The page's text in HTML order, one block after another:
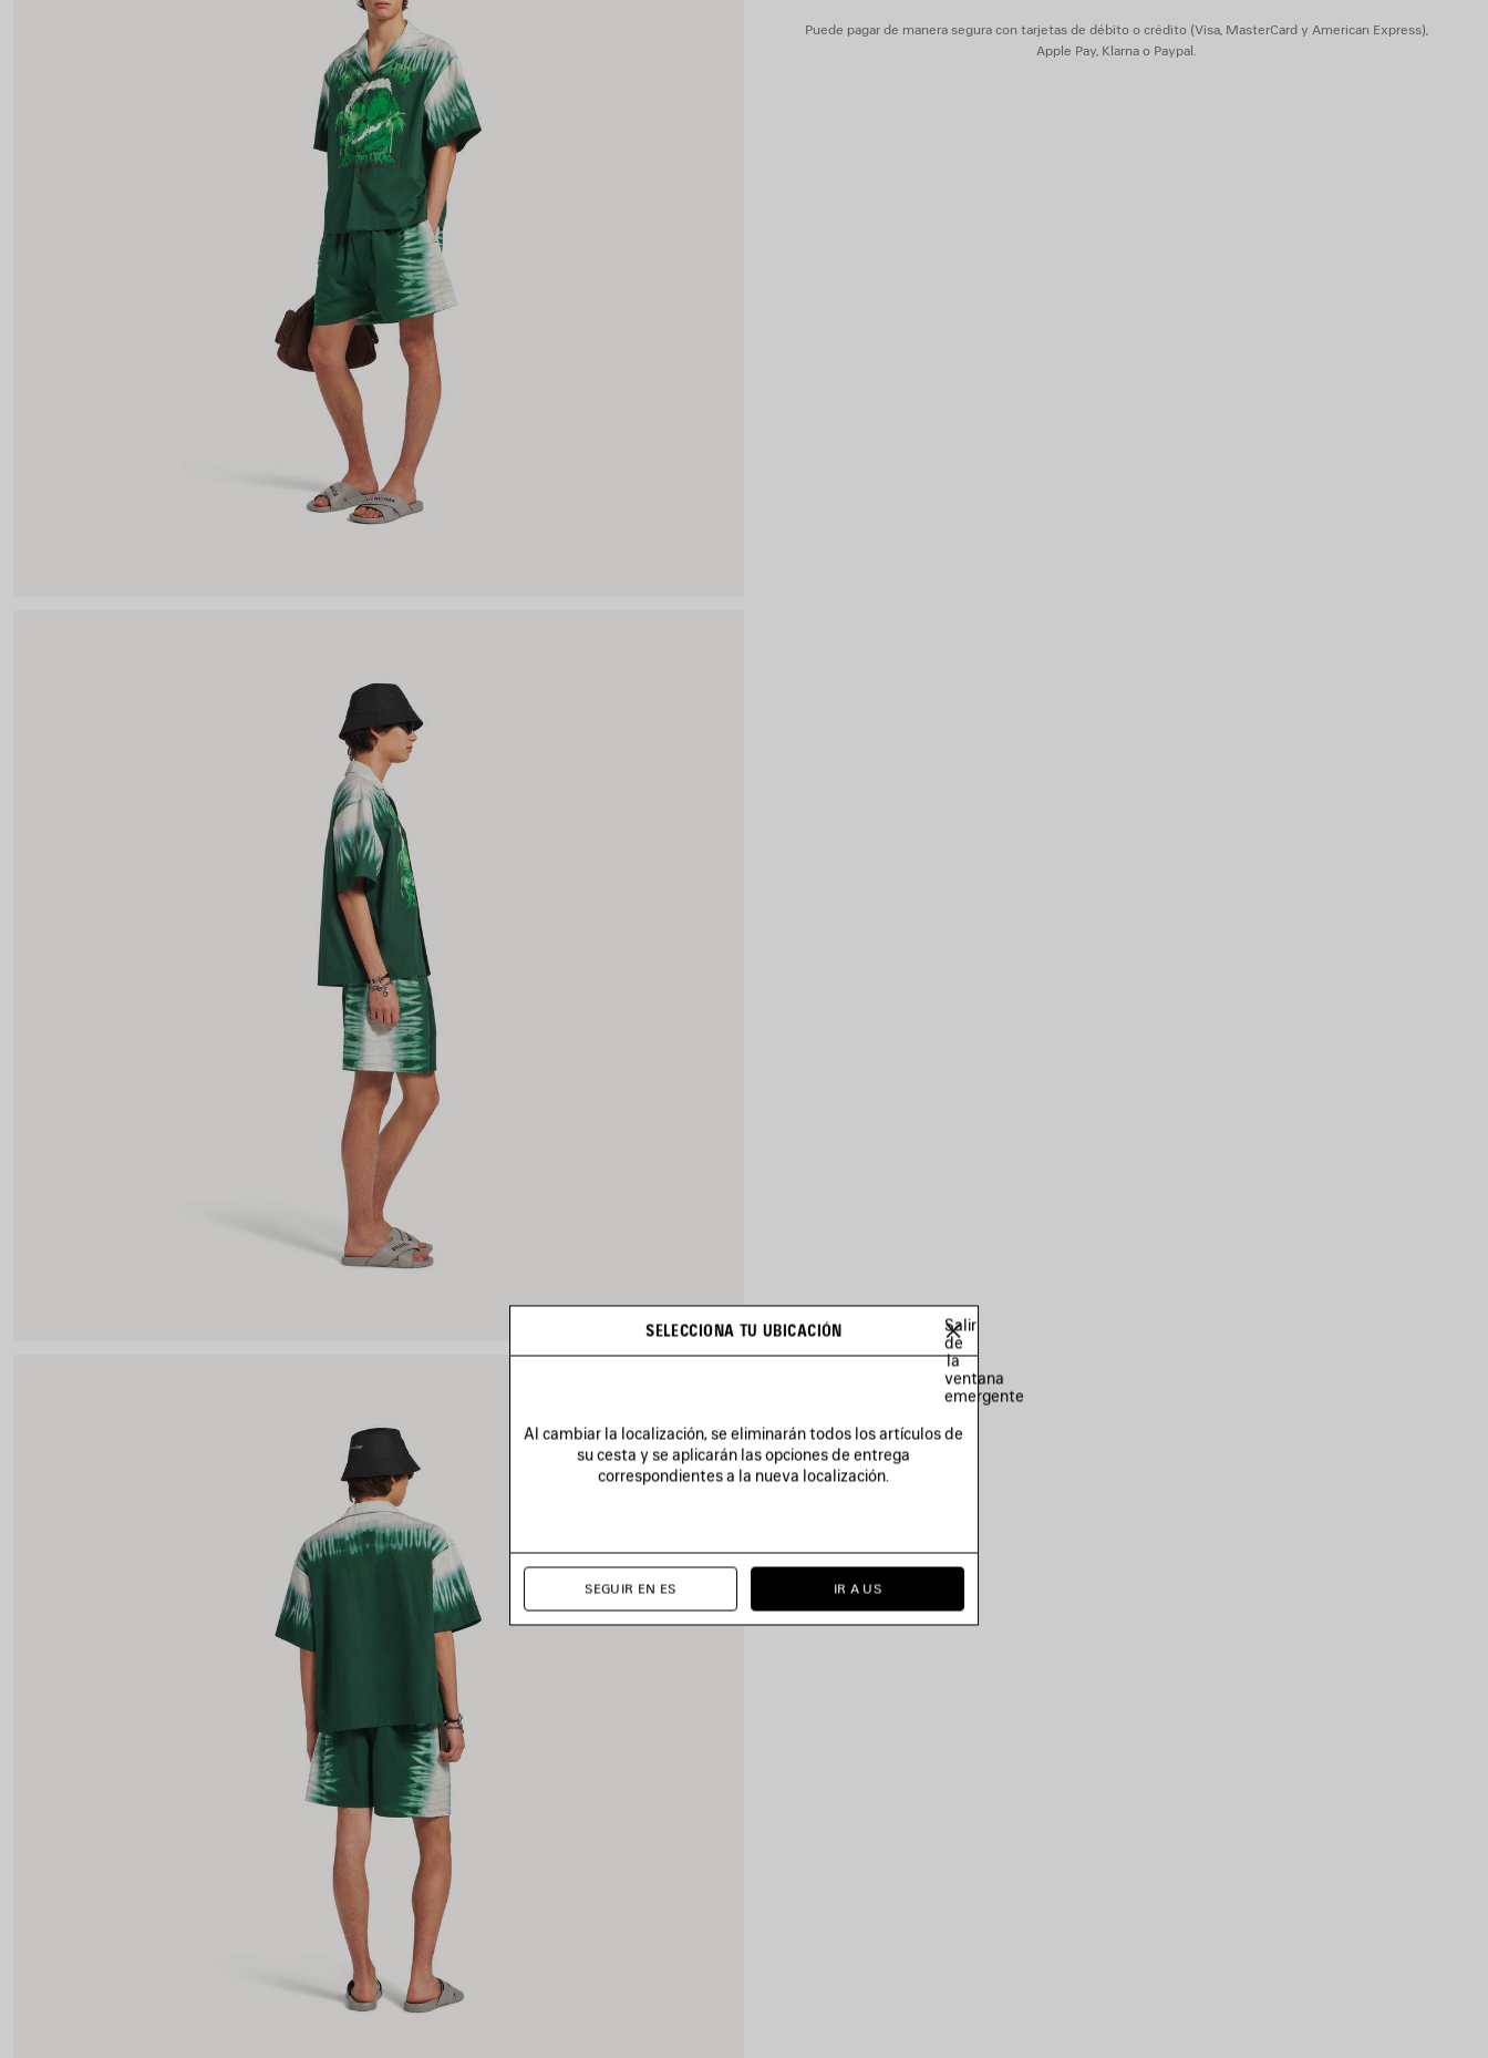
Puede pagar de manera segura con tarjetas de débito o crédito (Visa, MasterCard y American Express),
Apple Pay, Klarna o Paypal.
SELECCIONA TU UBICACIÓN
Salir
de
la
ventana
emergente
Al cambiar la localización, se eliminarán todos los artículos de
su cesta y se aplicarán las opciones de entrega
correspondientes a la nueva localización.
SEGUIR EN ES IR A US